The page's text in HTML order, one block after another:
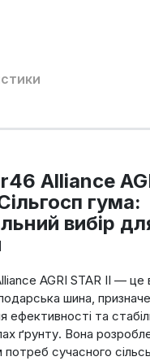
Alliance
гума:
вибір
AGRI STAR II — це
шина,
ефективності та
ґрунту. Вона
сучасного